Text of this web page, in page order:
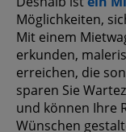
Möglichkeiten,
Mit einem
erkunden,
erreichen, die
sparen Sie
und können Ihre
Wünschen